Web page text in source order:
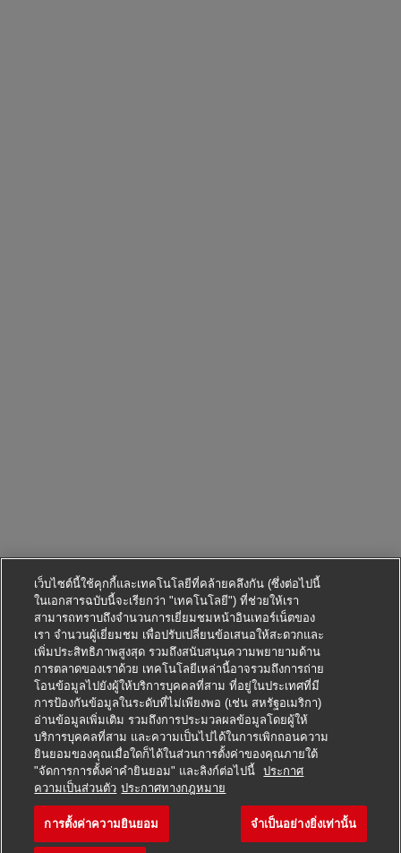
สมัครตำแหน่งนี้
เว็บไซต์นี้ใช้คุกกี้และเทคโนโลยีที่คล้ายคลึงกัน (ซึ่งต่อไปนี้
ในเอกสารฉบับนี้จะเรียกว่า "เทคโนโลยี") ที่ช่วยให้เรา
สามารถทราบถึงจำนวนการเยี่ยมชมหน้าอินเทอร์เน็ตของ
เรา จำนวนผู้เยี่ยมชม เพื่อปรับเปลี่ยนข้อเสนอให้สะดวกและ
เพิ่มประสิทธิภาพสูงสุด รวมถึงสนับสนุนความพยายามด้าน
การตลาดของเราด้วย เทคโนโลยีเหล่านี้อาจรวมถึงการถ่าย
โอนข้อมูลไปยังผู้ให้บริการบุคคลที่สาม ที่อยู่ในประเทศที่มี
การป้องกันข้อมูลในระดับที่ไม่เพียงพอ (เช่น สหรัฐอเมริกา)
อ่านข้อมูลเพิ่มเติม รวมถึงการประมวลผลข้อมูลโดยผู้ให้
บริการบุคคลที่สาม และความเป็นไปได้ในการเพิกถอนความ
ยินยอมของคุณเมื่อใดก็ได้ในส่วนการตั้งค่าของคุณภายใต้
"จัดการการตั้งค่าคำยินยอม" และลิงก์ต่อไปนี้
ประกาศ
ความเป็นส่วนตัว ประกาศทางกฎหมาย
การตั้งค่าความยินยอม จำเป็นอย่างยิ่งเท่านั้น